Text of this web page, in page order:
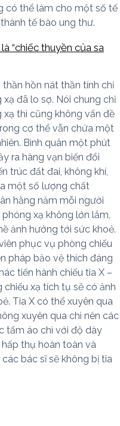
có thể làm cho một số tế
tế bào ung thư.
“chiếc thuyền của sa
hồn nát thần tính chỉ
đã lo sợ. Nói chung chỉ
thì cũng không vấn đề
cơ thể vẫn chứa một
Bình quân một phút
ra hàng vạn biến đổi
trúc đất đai, không khí,
một số lượng chất
hằng năm mỗi người
xạ không lớn lắm,
ảnh hưởng tới sức khoẻ.
phục vụ phòng chiếu
pháp bảo vệ thích đáng
tiến hành chiếu tia X –
chiếu xạ tích tụ sẽ có ảnh
Tia X có thể xuyên qua
xuyên qua chì nên các
tấm áo chì với độ dày
thụ hoàn toàn và
bác sĩ sẽ không bị tia